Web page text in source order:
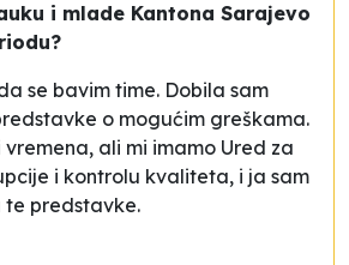
i mlade Kantona Sarajevo
se bavim time. Dobila sam
o mogućim greškama.
ali mi imamo Ured za
i kontrolu kvaliteta, i ja sam
te predstavke.